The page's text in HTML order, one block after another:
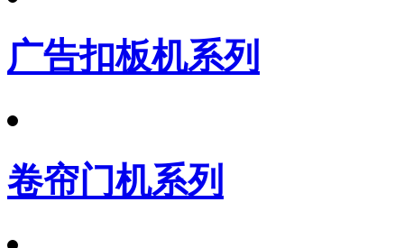
广告扣板机系列
卷帘门机系列